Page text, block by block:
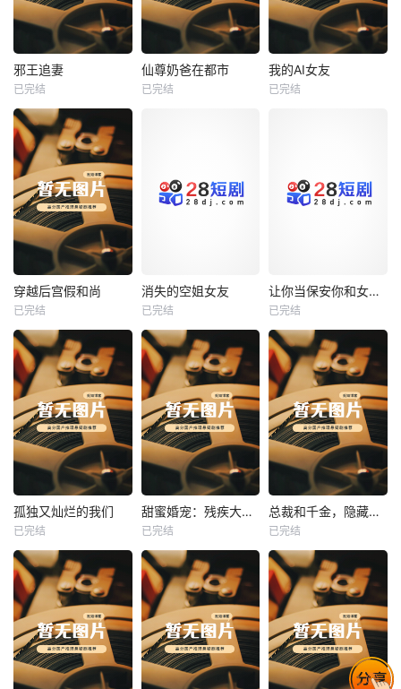
热播
邪王追妻
未知
邪王追妻
已完结
热播
仙尊奶爸在都市
已完结
热播
我的AI女友
我的AI女友
已完结
热播
未知
穿越后宫假和尚
已完结
热播
未知
消失的空姐女友
已完结
热播
未知
让你当保安你和女业主谈恋爱
已完结
热播
未知
孤独又灿烂的我们
已完结
热播
未知
甜蜜婚宠：残疾大佬夜夜撩
已完结
热播
未知
总裁和千金，隐藏身份闪婚了
已完结